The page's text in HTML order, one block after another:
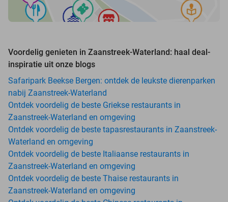
Voordelig genieten in Zaanstreek-Waterland: haal deal-
inspiratie uit onze blogs
Safaripark Beekse Bergen: ontdek de leukste dierenparken
nabij Zaanstreek-Waterland
Ontdek voordelig de beste Griekse restaurants in
Zaanstreek-Waterland en omgeving
Ontdek voordelig de beste tapasrestaurants in Zaanstreek-
Waterland en omgeving
Ontdek voordelig de beste Italiaanse restaurants in
Zaanstreek-Waterland en omgeving
Ontdek voordelig de beste Thaise restaurants in
Zaanstreek-Waterland en omgeving